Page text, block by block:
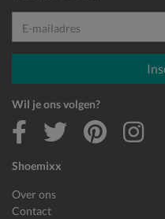
Shoemixx
Over ons
Contact
E-mailadres
Wil je ons volgen?